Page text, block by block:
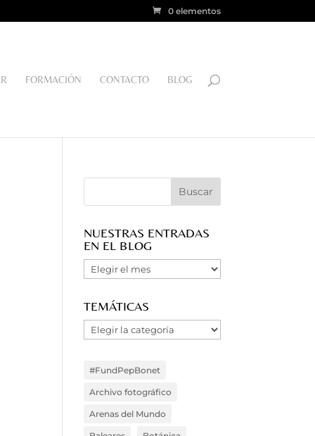
0 elementos
FORMACIÓN CONTACTO BLOG
NUESTRAS ENTRADAS
EN EL BLOG
Nuestras
Entradas
el
Blog
TEMÁTICAS
Temáticas
#FundPepBonet
Archivo fotográfico
Arenas del Mundo